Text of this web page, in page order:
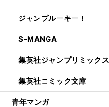
ジャンプルーキー！
S-MANGA
集英社ジャンプリミックス
集英社コミック文庫
青年マンガ